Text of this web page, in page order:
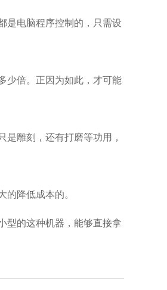
是电脑程序控制的，只需设
少倍。正因为如此，才可能
雕刻，还有打磨等功用，
降低成本的。
型的这种机器，能够直接拿